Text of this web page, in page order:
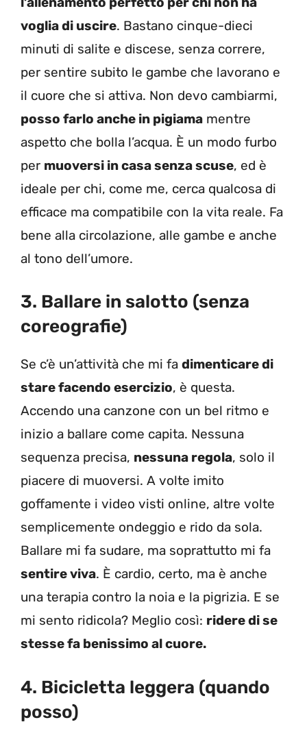
voglia di uscire. Bastano cinque-dieci
minuti di salite e discese, senza correre,
per sentire subito le gambe che lavorano e
il cuore che si attiva. Non devo cambiarmi,
posso farlo anche in pigiama mentre
aspetto che bolla l’acqua. È un modo furbo
per muoversi in casa senza scuse, ed è
ideale per chi, come me, cerca qualcosa di
efficace ma compatibile con la vita reale. Fa
bene alla circolazione, alle gambe e anche
al tono dell’umore.
3. Ballare in salotto (senza
coreografie)
Se c’è un’attività che mi fa dimenticare di
stare facendo esercizio, è questa.
Accendo una canzone con un bel ritmo e
inizio a ballare come capita. Nessuna
sequenza precisa, nessuna regola, solo il
piacere di muoversi. A volte imito
goffamente i video visti online, altre volte
semplicemente ondeggio e rido da sola.
Ballare mi fa sudare, ma soprattutto mi fa
sentire viva. È cardio, certo, ma è anche
una terapia contro la noia e la pigrizia. E se
mi sento ridicola? Meglio così: ridere di se
stesse fa benissimo al cuore.
4. Bicicletta leggera (quando
posso)